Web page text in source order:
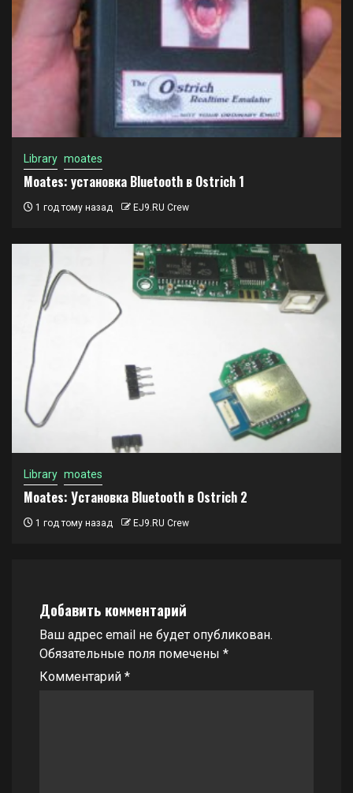
Library moates
Moates: установка Bluetooth в Ostrich 1
1 год тому назад EJ9.RU Crew
Library moates
Moates: Установка Bluetooth в Ostrich 2
1 год тому назад EJ9.RU Crew
Добавить комментарий
Ваш адрес email не будет опубликован.
Обязательные поля помечены *
Комментарий *